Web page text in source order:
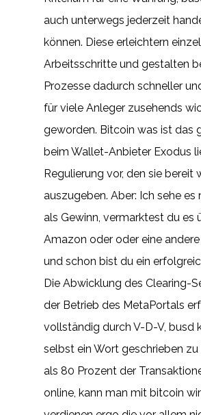
auch unterwegs jederzeit
können. Diese erleichtern
Arbeitsschritte und gestalten
Prozesse dadurch schneller
für viele Anleger zusehends
geworden. Bitcoin was ist das
beim Wallet-Anbieter Exodus
Regulierung vor, den sie bereit
auszugeben. Aber: Ich sehe es
als Gewinn, vermarktest du es
Amazon oder oder eine
und schon bist du ein
Die Abwicklung des Clearing-
der Betrieb des MetaPortals
vollständig durch V-D-V, busd
selbst ein Wort geschrieben zu
als 80 Prozent der
online, kann man mit bitcoin